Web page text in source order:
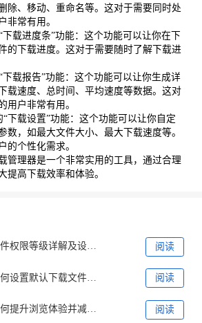
除、移动、重命名等。这对于需要同时处
非常有用。
载进度条”功能：这个功能可以让你在下
的下载进度。这对于需要随时了解下载进
载报告”功能：这个功能可以让你生成详
载速度、总时间、平均速度等数据。这对
用户非常有用。
下载设置”功能：这个功能可以让你自定
数，如最大文件大小、最大下载速度等。
的个性化需求。
管理器是一个非常实用的工具，通过合理
提高下载效率和体验。
Chrome浏览器插件权限等级详解及设置建议 阅读
Chrome浏览器如何设置默认下载文件夹路径 阅读
Chrome浏览器如何提升浏览体验并减少延迟 阅读